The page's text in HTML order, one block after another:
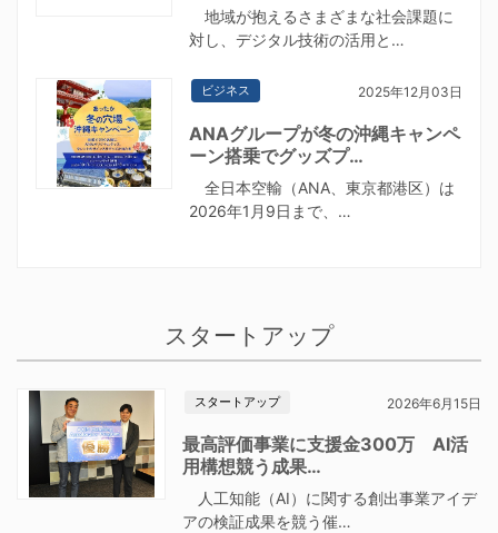
地域が抱えるさまざまな社会課題に
対し、デジタル技術の活用と…
ビジネス 2025年12月03日
ANAグループが冬の沖縄キャンペ
ーン搭乗でグッズプ…
全日本空輸（ANA、東京都港区）は
2026年1月9日まで、…
スタートアップ
スタートアップ 2026年6月15日
最高評価事業に支援金300万 AI活
用構想競う成果…
人工知能（AI）に関する創出事業アイデ
アの検証成果を競う催…